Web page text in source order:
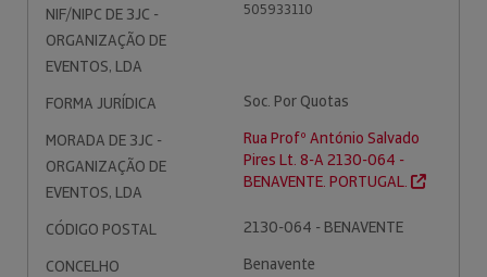
NIF/NIPC DE 3JC -
ORGANIZAÇÃO DE
EVENTOS, LDA
505933110
FORMA JURÍDICA
Soc. Por Quotas
MORADA DE 3JC -
ORGANIZAÇÃO DE
EVENTOS, LDA
Rua Profº António Salvado
Pires Lt. 8-A 2130-064 -
BENAVENTE. PORTUGAL.
CÓDIGO POSTAL
2130-064 - BENAVENTE
CONCELHO
Benavente